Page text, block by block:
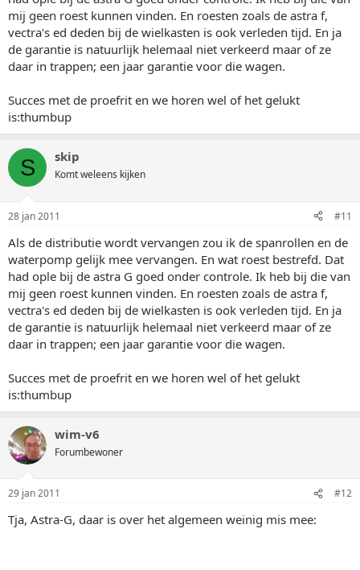
mij geen roest kunnen vinden. En roesten zoals de astra f,
vectra's ed deden bij de wielkasten is ook verleden tijd. En ja
de garantie is natuurlijk helemaal niet verkeerd maar of ze
daar in trappen; een jaar garantie voor die wagen.
Succes met de proefrit en we horen wel of het gelukt
is:thumbup
S skip
Komt weleens kijken
28 jan 2011 #11
Als de distributie wordt vervangen zou ik de spanrollen en de
waterpomp gelijk mee vervangen. En wat roest bestrefd. Dat
had ople bij de astra G goed onder controle. Ik heb bij die van
mij geen roest kunnen vinden. En roesten zoals de astra f,
vectra's ed deden bij de wielkasten is ook verleden tijd. En ja
de garantie is natuurlijk helemaal niet verkeerd maar of ze
daar in trappen; een jaar garantie voor die wagen.
Succes met de proefrit en we horen wel of het gelukt
is:thumbup
wim-v6
Forumbewoner
29 jan 2011 #12
Tja, Astra-G, daar is over het algemeen weinig mis mee: